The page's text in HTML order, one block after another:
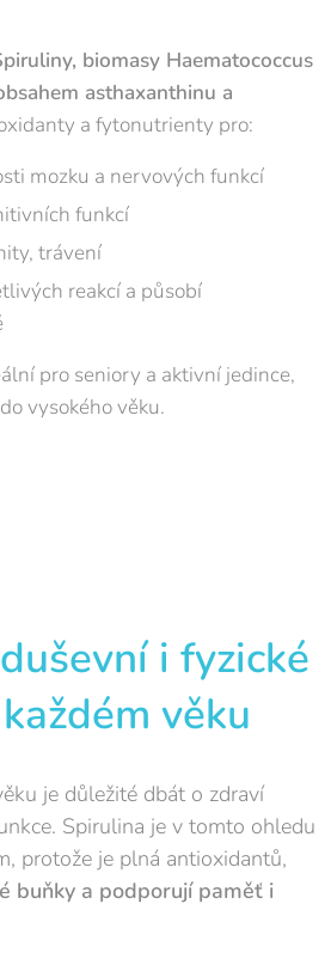
, biomasy Haematococcus
asthaxanthinu a
a fytonutrienty pro:
mozku a nervových funkcí
funkcí
trávení
reakcí a působí
pro seniory a aktivní jedince,
vysokého věku.
i fyzické
věku
je důležité dbát o zdraví
Spirulina je v tomto ohledu
protože je plná antioxidantů,
buňky a podporují paměť i